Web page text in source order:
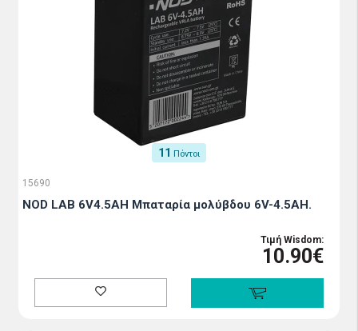
11 Πόντοι
15690
NOD LAB 6V4.5AH Μπαταρία μολύβδου 6V-4.5AH.
Τιμή Wisdom:
10.90€